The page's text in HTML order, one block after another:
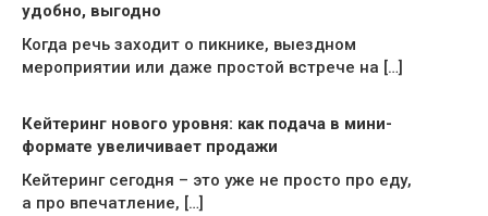
удобно, выгодно
Когда речь заходит о пикнике, выездном
мероприятии или даже простой встрече на […]
Кейтеринг нового уровня: как подача в мини-
формате увеличивает продажи
Кейтеринг сегодня – это уже не просто про еду,
а про впечатление, […]